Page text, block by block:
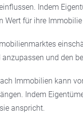
Indem
Wert für ihre Immobilie
und den
Immobilien kann
Indem
anspricht.